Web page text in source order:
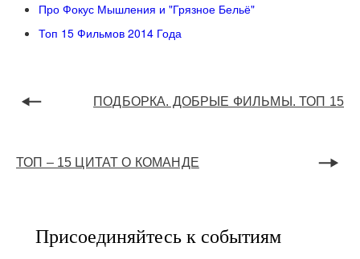
Про Фокус Мышления и "Грязное Бельё"
Топ 15 Фильмов 2014 Года
ПОДБОРКА. ДОБРЫЕ ФИЛЬМЫ. ТОП 15
ТОП – 15 ЦИТАТ О КОМАНДЕ
Присоединяйтесь к событиям